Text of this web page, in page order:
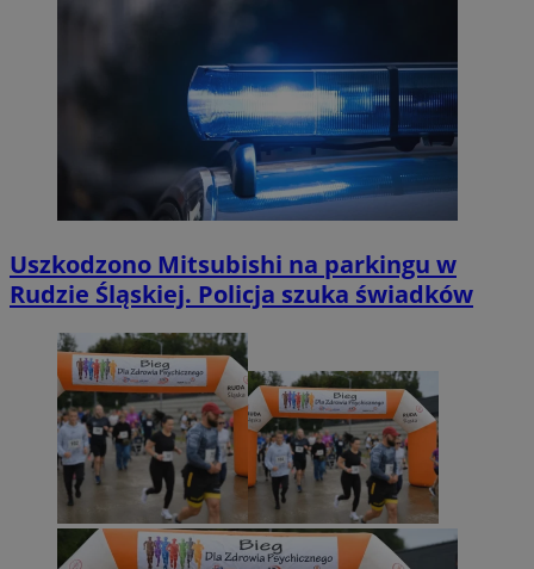
Uszkodzono Mitsubishi na parkingu w
Rudzie Śląskiej. Policja szuka świadków